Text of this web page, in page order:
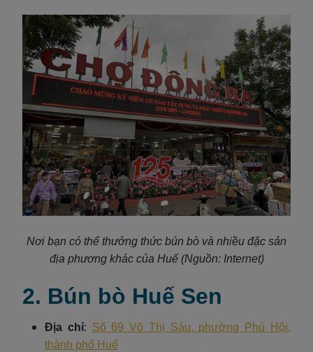
Nơi bạn có thể thưởng thức bún bò và nhiều đặc sản
địa phương khác của Huế (Nguồn: Internet)
2. Bún bò Huế Sen
Địa chỉ: Số 69 Võ Thị Sáu, phường Phú Hội,
thành phố Huế